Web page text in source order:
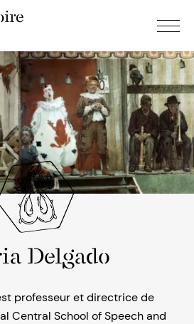
Delgado
professeur et directrice de
Central School of Speech and